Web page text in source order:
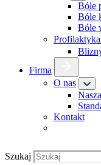
Bóle
Bóle
Bóle
Profilaktyka
Firma
O nas
Kontakt
Szukaj